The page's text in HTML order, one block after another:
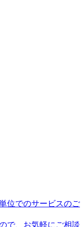
位でのサービスのご
で、お気軽にご相談